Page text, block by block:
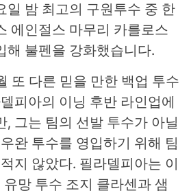
일 밤 최고의 구원투수 중 한
에인절스 마무리 카를로스
해 불펜을 강화했습니다.
또 다른 믿을 만한 백업 투수
피아의 이닝 후반 라인업에
, 그는 팀의 선발 투수가 아닐
완 투수를 영입하기 위해 팀
지 않았다. 필라델피아는 이
망 투수 조지 클라센과 샘